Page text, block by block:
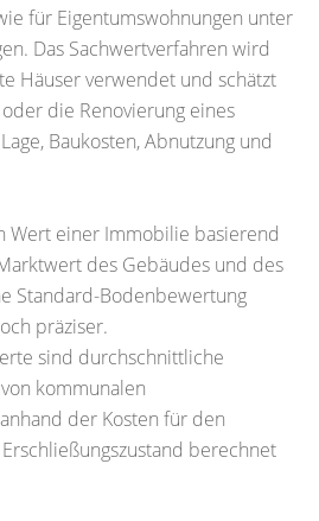
für Eigentumswohnungen unter
Das Sachwertverfahren wird
Häuser verwendet und schätzt
die Renovierung eines
Baukosten, Abnutzung und
Wert einer Immobilie basierend
des Gebäudes und des
Standard-Bodenbewertung
präziser.
sind durchschnittliche
kommunalen
der Kosten für den
berechnet